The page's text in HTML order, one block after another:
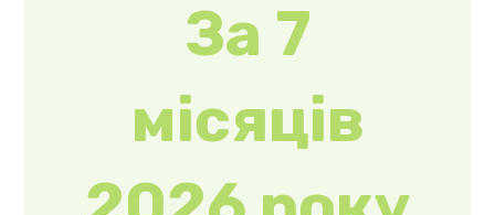
2026 року
на
Закарпатті